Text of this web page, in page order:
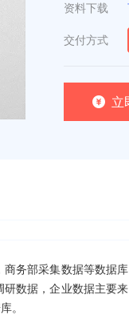
资料下载
交付方式
立
务部采集数据等数据
数据，企业数据主要
。